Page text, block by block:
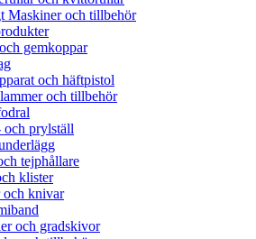
Maskiner och tillbehör
gemkoppar
och häftpistol
och tillbehör
och prylställ
tejphållare
klister
och knivar
och gradskivor